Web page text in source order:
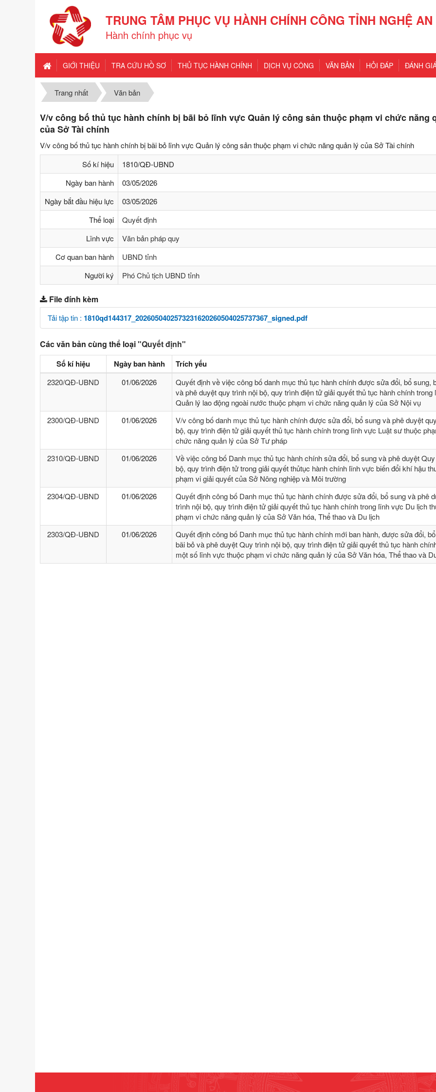
TRUNG TÂM PHỤC VỤ HÀNH CHÍNH CÔNG TỈNH NGHỆ AN
Hành chính phục vụ
GIỚI THIỆU TRA CỨU HỒ SƠ THỦ TỤC HÀNH CHÍNH DỊCH VỤ CÔNG VĂN BẢN HỎI ĐÁP ĐÁNH
Trang nhất Văn bản
V/v công bố thủ tục hành chính bị bãi bỏ lĩnh vực Quản lý công sản thuộc phạm vi chức năng
của Sở Tài chính
V/v công bố thủ tục hành chính bị bãi bỏ lĩnh vực Quản lý công sản thuộc phạm vi chức năng quản lý của Sở Tài chính
Số kí hiệu
1810/QĐ-UBND
Ngày ban hành
03/05/2026
Ngày bắt đầu hiệu lực
03/05/2026
Thể loại
Quyết định
Lĩnh vực
Văn bản pháp quy
Cơ quan ban hành
UBND tỉnh
Người ký
Phó Chủ tịch UBND tỉnh
File đính kèm
Tải tập tin : 1810qd144317_2026050402573231620260504025737367_signed.pdf
Các văn bản cùng thể loại"Quyết định"
Số kí hiệu Ngày ban hành Trích yếu
2320/QĐ-UBND 01/06/2026
Quyết định về việc công bố danh mục thủ tục hành chính được sửa đổi, bổ sung,
và phê duyệt quy trình nội bộ, quy trình điện tử giải quyết thủ tục hành chính trong
Quản lý lao động ngoài nước thuộc phạm vi chức năng quản lý của Sở Nội vụ
2300/QĐ-UBND
01/06/2026
V/v công bố danh mục thủ tục hành chính được sửa đổi, bổ sung và phê duyệt
bộ, quy trình điện tử giải quyết thủ tục hành chính trong lĩnh vực Luật sư thuộc
chức năng quản lý của Sở Tư pháp
2310/QĐ-UBND
01/06/2026
Về việc công bố Danh mục thủ tục hành chính sửa đổi, bổ sung và phê duyệt
bộ, quy trình điện tử trong giải quyết thủtục hành chính lĩnh vực biến đổi khí hậu
phạm vi giải quyết của Sở Nông nghiệp và Môi trường
2304/QĐ-UBND
01/06/2026
Quyết định công bố Danh mục thủ tục hành chính được sửa đổi, bổ sung và phê
trình nội bộ, quy trình điện tử giải quyết thủ tục hành chính trong lĩnh vực Du lịch
phạm vi chức năng quản lý của Sở Văn hóa, Thể thao và Du lịch
2303/QĐ-UBND
01/06/2026
Quyết định công bố Danh mục thủ tục hành chính mới ban hành, được sửa đổi,
bãi bỏ và phê duyệt Quy trình nội bộ, quy trình điện tử giải quyết thủ tục hành
một số lĩnh vực thuộc phạm vi chức năng quản lý của Sở Văn hóa, Thể thao và